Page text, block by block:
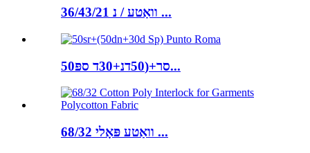
36/43/21 וואַטע / נ ...
50סר+(50דנ+30ד ספּ...
68/32 וואַטע פּאָלי ...